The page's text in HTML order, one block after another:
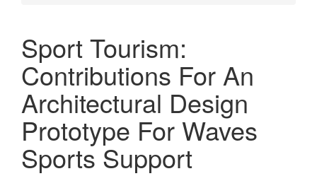
Sport Tourism:
Contributions For An
Architectural Design
Prototype For Waves
Sports Support